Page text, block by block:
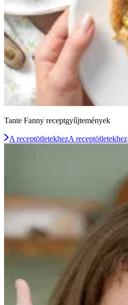
Tante Fanny receptgyűjtemények
A receptötletekhezA receptötletekhez